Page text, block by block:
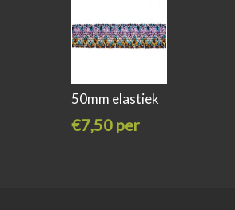
50mm elastiek
€7,50 per